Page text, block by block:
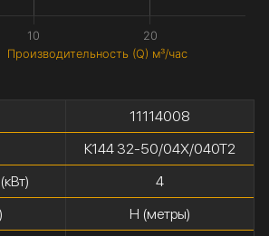
Производительность (Q) м³/час
10 20
11114008
К144 32-50/04Х/040Т2
(кВт)
4
H (метры)